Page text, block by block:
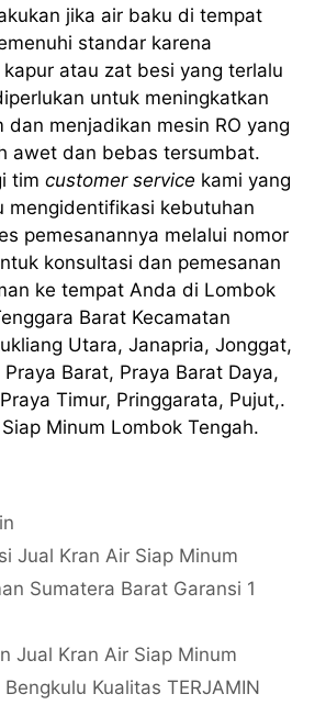
jika air baku di tempat
standar karena
atau zat besi yang terlalu
untuk meningkatkan
dan menjadikan mesin RO yang
awet dan bebas tersumbat.
tim customer service kami yang
mengidentifikasi kebutuhan
pemesanannya melalui nomor
konsultasi dan pemesanan
ke tempat Anda di Lombok
Barat Kecamatan
Utara, Janapria, Jonggat,
Praya Barat, Praya Barat Daya,
Timur, Pringgarata, Pujut,.
Minum Lombok Tengah.
Jual Kran Air Siap Minum
Sumatera Barat Garansi 1
Jual Kran Air Siap Minum
Kualitas TERJAMIN